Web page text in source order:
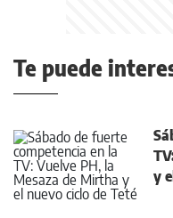
Te puede
y